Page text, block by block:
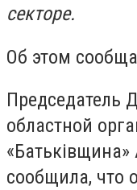
секторе.
Об этом
Председатель
областной
сообщила, что